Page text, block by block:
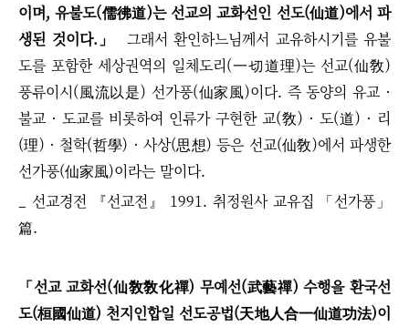
이며, 유불도(儒彿道)는 선교의 교화선인 선도(仙道)에서 파
생된 것이다.」
그래서 환인하느님께서 교유하시기를 유불
도를 포함한 세상권역의 일체도리(一切道理)는 선교(仙敎)
풍류이시(風流以是) 선가풍(仙家風)이다. 즉 동양의 유교 ·
불교 · 도교를 비롯하여 인류가 구현한 교(敎) · 도(道) · 리
(理) · 철학(哲學) · 사상(思想) 등은 선교(仙敎)에서 파생한
선가풍(仙家風)이라는 말이다.
선교경전 『선교전』 1991. 취정원사 교유집 「선가풍」
篇.
「선교 교화선(仙敎敎化禪) 무예선(武藝禪) 수행을 환국선
도(桓國仙道) 천지인합일 선도공법(天地人合一仙道功法)이